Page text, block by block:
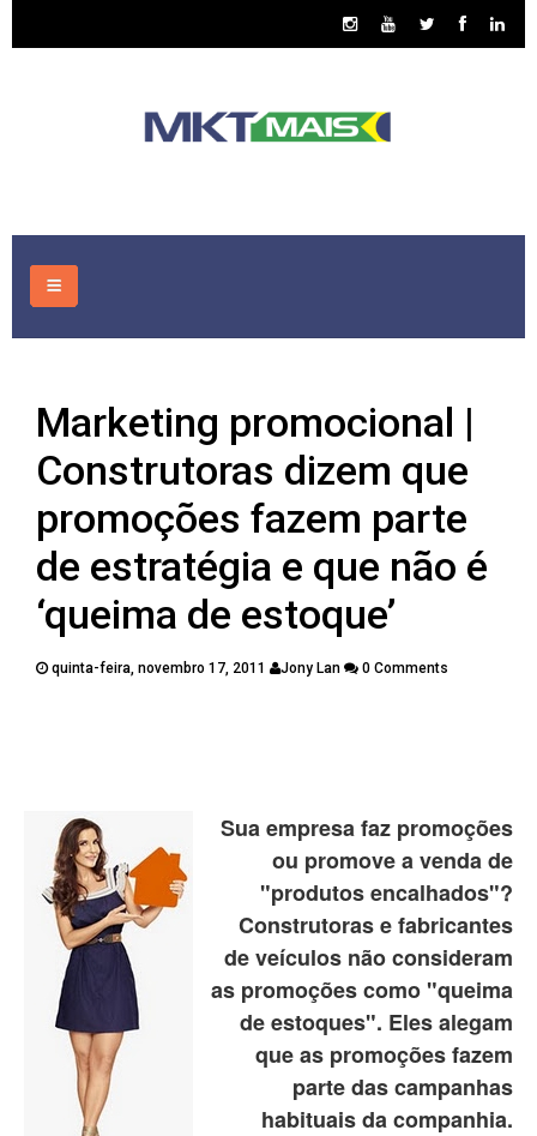
CONSULTORIA
ASSUNTOS
PUBLICAÇÕES
CONTATOS
Marketing promocional |
Construtoras dizem que
promoções fazem parte
de estratégia e que não é
‘queima de estoque’
quinta-feira, novembro 17, 2011 Jony Lan 0 Comments
Sua empresa faz promoções
ou promove a venda de
"produtos encalhados"?
Construtoras e fabricantes
de veículos não consideram
as promoções como "queima
de estoques". Eles alegam
que as promoções fazem
parte das campanhas
habituais da companhia.